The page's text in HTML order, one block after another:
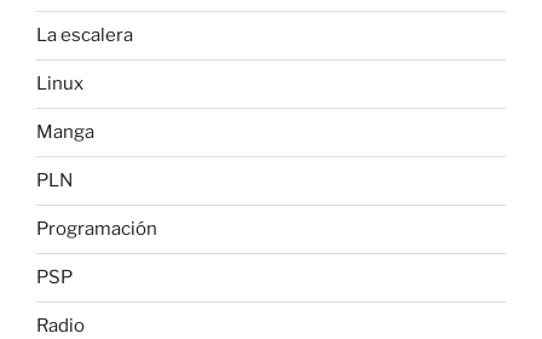
La escalera
Linux
Manga
PLN
Programación
PSP
Radio